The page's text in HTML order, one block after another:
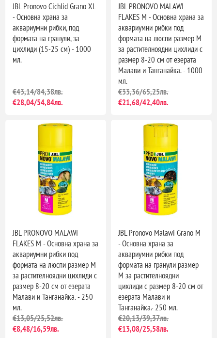
JBL Pronovo Cichlid Grano XL
- Основна храна за
аквариумни рибки, под
формата на гранули, за
цихлиди (15-25 см) - 1000
мл.
€43,14/84,38лв.
€28,04/54,84лв.
JBL PRONOVO MALAWI
FLAKES M - Основна храна за
аквариумни рибки под
формата на люспи размер М
за растителноядни цихлиди с
размер 8-20 см от езерата
Малави и Танганайка. - 1000
мл.
€33,36/65,25лв.
€21,68/42,40лв.
JBL PRONOVO MALAWI
FLAKES M - Основна храна за
аквариумни рибки под
формата на люспи размер М
за растителноядни цихлиди с
размер 8-20 см от езерата
Малави и Танганайка. - 250
мл.
€13,05/25,52лв.
€8,48/16,59лв.
JBL Pronovo Malawi Grano M
- Основна храна за
аквариумни рибки под
формата на гранули размер
М за растителноядни
цихлиди с размер 8-20 см от
езерата Малави и
Танганайка.- 250 мл.
€20,13/39,37лв.
€13,08/25,58лв.